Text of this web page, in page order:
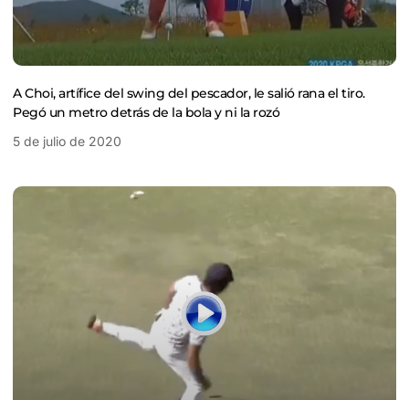
A Choi, artífice del swing del pescador, le salió rana el tiro.
Pegó un metro detrás de la bola y ni la rozó
5 de julio de 2020